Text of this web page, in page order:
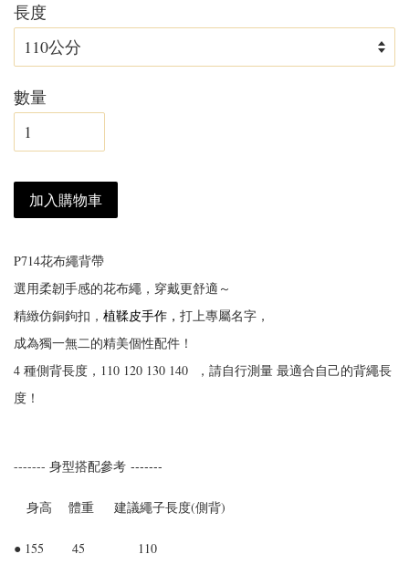
長度
數量
加入購物車
P714花布繩背帶
選用柔韌手感的花布繩 ， 穿戴更舒適～
精緻仿銅鉤扣 ， 植鞣皮手作， 打上專屬名字 ，
成為獨一無二的精美個性配件！
4 種側背長度，110 120 130 140 ，請自行測量 最適合自己的背繩長
度！
------- 身型搭配參考 -------
身高 體重 建議繩子長度(側背)
● 155 45 110